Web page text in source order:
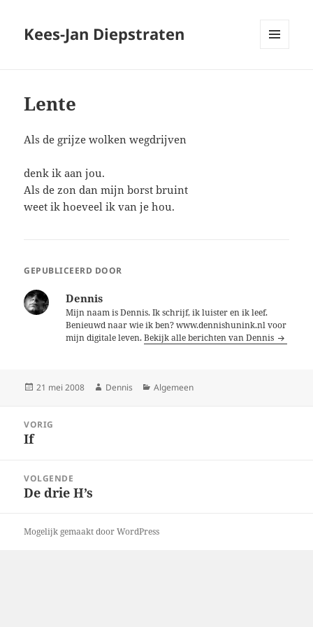
Kees-Jan Diepstraten
Lente
Als de grijze wolken wegdrijven
denk ik aan jou.
Als de zon dan mijn borst bruint
weet ik hoeveel ik van je hou.
GEPUBLICEERD DOOR
Dennis
Mijn naam is Dennis. Ik schrijf, ik luister en ik leef.
Benieuwd naar wie ik ben? www.dennishunink.nl voor
mijn digitale leven.Bekijk alle berichten van Dennis
Geplaatst
21 mei 2008 Auteur
Dennis Categorieën
Algemeen
navigatie
VORIG
Vorig
If
VOLGENDE
Volgend
De drie H’s
Mogelijk gemaakt door WordPress